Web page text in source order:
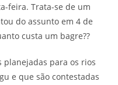
feira. Trata-se de um
do assunto em 4 de
custa um bagre??
planejadas para os rios
e que são contestadas